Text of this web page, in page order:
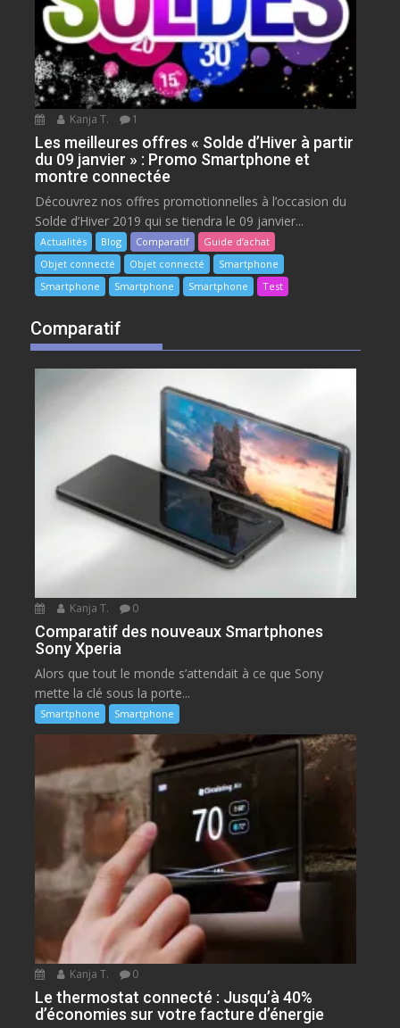
Kanja T. 1
Les meilleures offres « Solde d’Hiver à partir
du 09 janvier » : Promo Smartphone et
montre connectée
Découvrez nos offres promotionnelles à l’occasion du
Solde d’Hiver 2019 qui se tiendra le 09 janvier...
Actualités Blog Comparatif
Guide d’achat
Objet connecté
Objet connecté
Smartphone
Smartphone
Smartphone Smartphone Test
Comparatif
Kanja T. 0
Comparatif des nouveaux Smartphones
Sony Xperia
Alors que tout le monde s’attendait à ce que Sony
mette la clé sous la porte...
Smartphone Smartphone
Kanja T. 0
Le thermostat connecté : Jusqu’à 40%
d’économies sur votre facture d’énergie